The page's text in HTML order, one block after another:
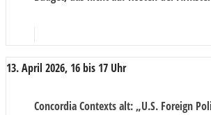
13. April 2026, 16 bis 17 Uhr
Concordia Contexts alt: „U.S. Foreign